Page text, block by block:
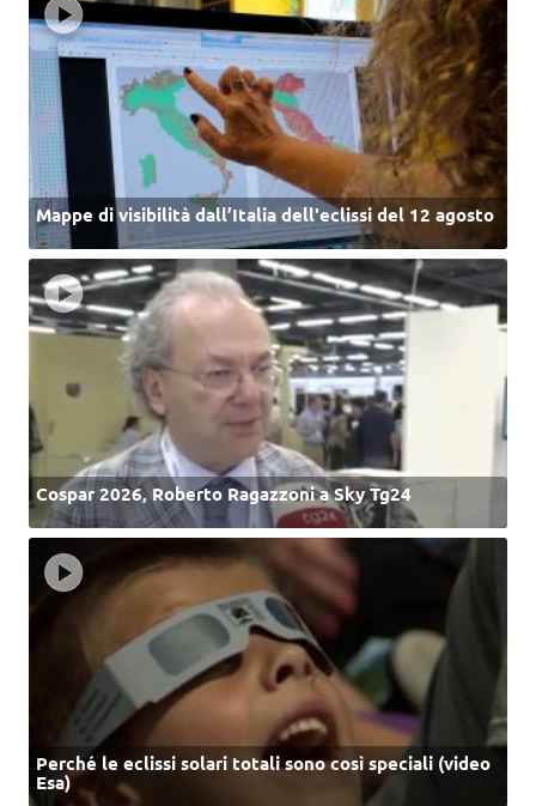
Mappe di visibilità dall’Italia dell'eclissi del 12 agosto
Cospar 2026, Roberto Ragazzoni a Sky Tg24
Perché le eclissi solari totali sono così speciali (video
Esa)